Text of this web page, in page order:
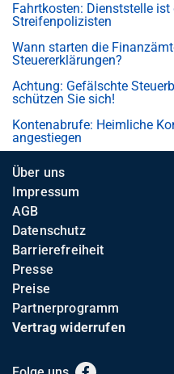
Fahrtkosten: Dienststelle
Streifenpolizisten
Wann starten die
Steuererklärungen?
Achtung: Gefälschte
schützen Sie sich!
Kontenabrufe: Heimliche
angestiegen
Über uns
Impressum
AGB
Datenschutz
Barrierefreiheit
Presse
Preise
Partnerprogramm
Vertrag widerrufen